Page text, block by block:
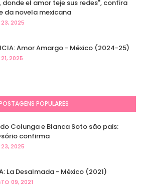
donde el amor teje sus redes", confira
da novela mexicana
2025
Amor Amargo - México (2024-25)
2025
POPULARES
Colunga e Blanca Soto são pais:
confirma
2025
La Desalmada - México (2021)
09, 2021